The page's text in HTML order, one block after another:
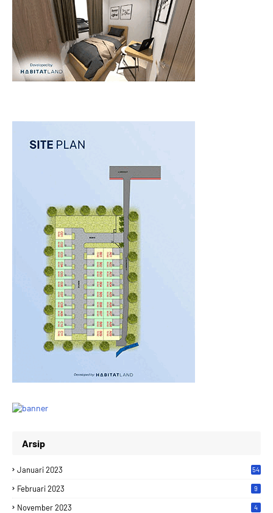
Arsip
Januari 2023 54
Februari 2023 9
November 2023 4